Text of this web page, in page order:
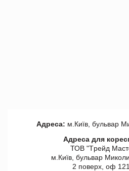
Адреса: м.Київ, бульвар
Адреса для
ТОВ "Tрейд
м.Київ, бульвар
2 поверх, оф